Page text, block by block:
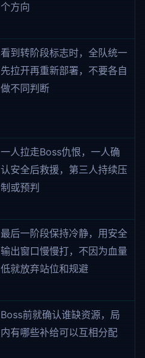
个方向
看到转阶段标志时，全队统一
先拉开再重新部署，不要各自
做不同判断
一人拉走Boss仇恨，一人确
认安全后救援，第三人持续压
制或预判
最后一阶段保持冷静，用安全
输出窗口慢慢打，不因为血量
低就放弃站位和规避
Boss前就确认谁缺资源，局
内有哪些补给可以互相分配